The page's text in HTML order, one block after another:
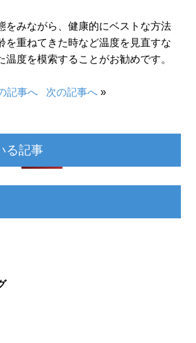
をみながら、健康的にベストな方法
を重ねてきた時など温度を見直すな
温度を模索することがお勧めです。
記事へ 次の記事へ »
る記事